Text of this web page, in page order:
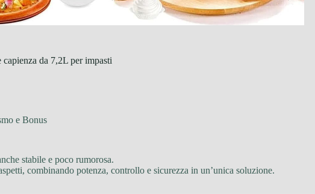
da 7,2L per impasti
e Bonus
stabile e poco rumorosa.
combinando potenza, controllo e sicurezza in un’unica soluzione.